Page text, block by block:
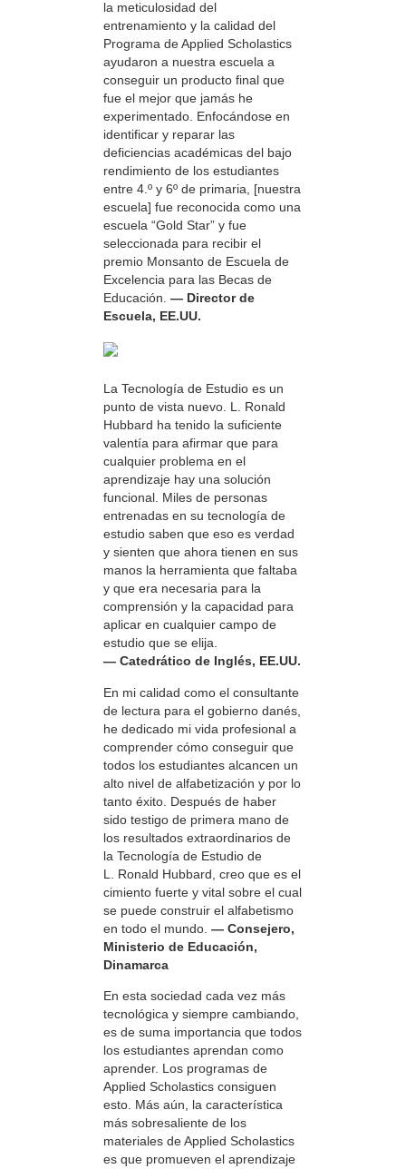
la meticulosidad del
entrenamiento y la calidad del
Programa de Applied Scholastics
ayudaron a nuestra escuela a
conseguir un producto final que
fue el mejor que jamás he
experimentado. Enfocándose en
identificar y reparar las
deficiencias académicas del bajo
rendimiento de los estudiantes
entre 4.º y 6º de primaria, [nuestra
escuela] fue reconocida como una
escuela “Gold Star” y fue
seleccionada para recibir el
premio Monsanto de Escuela de
Excelencia para las Becas de
Educación. — Director de
Escuela, EE.UU.
La Tecnología de Estudio es un
punto de vista nuevo. L. Ronald
Hubbard ha tenido la suficiente
valentía para afirmar que para
cualquier problema en el
aprendizaje hay una solución
funcional. Miles de personas
entrenadas en su tecnología de
estudio saben que eso es verdad
y sienten que ahora tienen en sus
manos la herramienta que faltaba
y que era necesaria para la
comprensión y la capacidad para
aplicar en cualquier campo de
estudio que se elija.
— Catedrático de Inglés, EE.UU.
En mi calidad como el consultante
de lectura para el gobierno danés,
he dedicado mi vida profesional a
comprender cómo conseguir que
todos los estudiantes alcancen un
alto nivel de alfabetización y por lo
tanto éxito. Después de haber
sido testigo de primera mano de
los resultados extraordinarios de
la Tecnología de Estudio de
L. Ronald Hubbard, creo que es el
cimiento fuerte y vital sobre el cual
se puede construir el alfabetismo
en todo el mundo. — Consejero,
Ministerio de Educación,
Dinamarca
En esta sociedad cada vez más
tecnológica y siempre cambiando,
es de suma importancia que todos
los estudiantes aprendan como
aprender. Los programas de
Applied Scholastics consiguen
esto. Más aún, la característica
más sobresaliente de los
materiales de Applied Scholastics
es que promueven el aprendizaje